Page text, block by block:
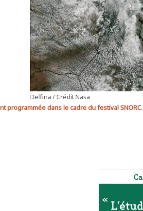
Delfina / Crédit Nasa
programmée dans le cadre du festival SNORC.